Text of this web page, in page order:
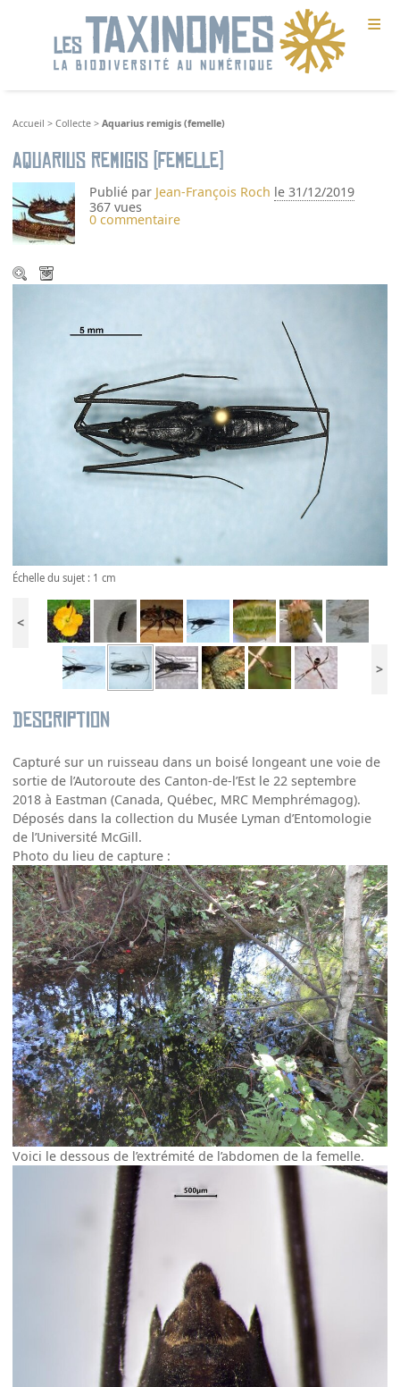
≡
Accueil >Collecte >Aquarius remigis (femelle)
Aquarius remigis (femelle)
Publié par Jean-François Roch le 31/12/2019
367 vues
0 commentaire
Échelle du sujet : 1 cm
<
>
Description
Capturé sur un ruisseau dans un boisé longeant une voie de
sortie de l’Autoroute des Canton-de-l’Est le 22 septembre
2018 à Eastman (Canada, Québec, MRC Memphrémagog).
Déposés dans la collection du Musée Lyman d’Entomologie
de l’Université McGill.
Photo du lieu de capture :
Voici le dessous de l’extrémité de l’abdomen de la femelle.